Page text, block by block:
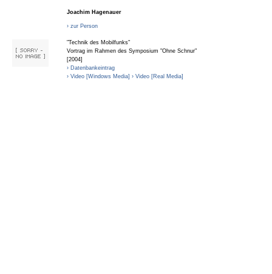
Joachim Hagenauer
› zur Person
"Technik des Mobilfunks"
Vortrag im Rahmen des Symposium "Ohne Schnur"
[2004]
› Datenbankeintrag
› Video [Windows Media] › Video [Real Media]